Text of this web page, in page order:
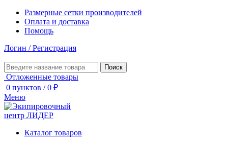
Размерные сетки производителей
Оплата и доставка
Помощь
Логин / Регистрация
Поиск
Отложенные товары
0 пунктов / 0 ₽
Меню
Каталог товаров